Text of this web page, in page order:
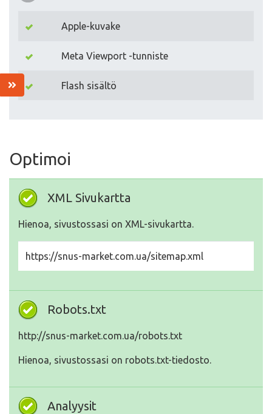
Apple-kuvake
Meta Viewport -tunniste
Flash sisältö
Optimoi
XML Sivukartta
Hienoa, sivustossasi on XML-sivukartta.
https://snus-market.com.ua/sitemap.xml
Robots.txt
http://snus-market.com.ua/robots.txt
Hienoa, sivustossasi on robots.txt-tiedosto.
Analyysit